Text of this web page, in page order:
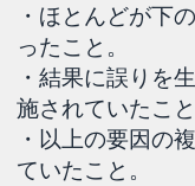
・ほとんどが下
ったこと。
・結果に誤りを
施されていたこと
・以上の要因の
ていたこと。